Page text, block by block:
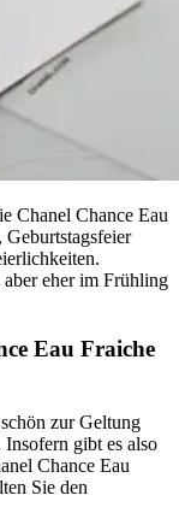
Chanel Chance Eau
eher im Frühling
Eau Fraiche
zur Geltung
gibt es also
Chance Eau
Sie den